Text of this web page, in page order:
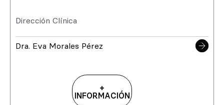
Dirección Clínica
Dra. Eva Morales Pérez
+
INFORMACIÓN